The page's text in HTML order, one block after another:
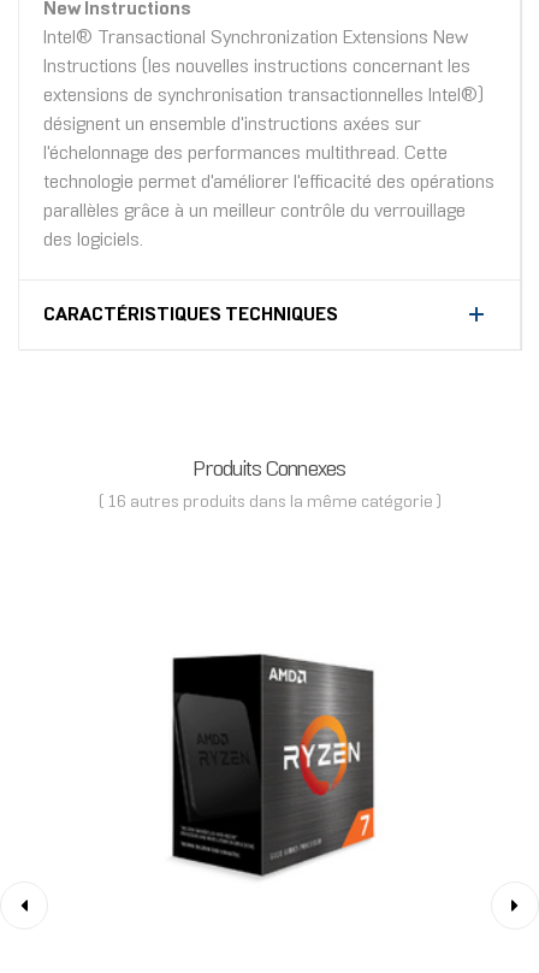
New Instructions
Intel® Transactional Synchronization Extensions New
Instructions (les nouvelles instructions concernant les
extensions de synchronisation transactionnelles Intel®)
désignent un ensemble d'instructions axées sur
l'échelonnage des performances multithread. Cette
technologie permet d'améliorer l'efficacité des opérations
parallèles grâce à un meilleur contrôle du verrouillage
des logiciels.
CARACTÉRISTIQUES TECHNIQUES
Produits Connexes
( 16 autres produits dans la même catégorie )